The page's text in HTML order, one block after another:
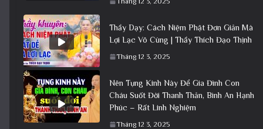
Thầy Dạy: Cách Niệm Phật Đơn Giản Mà
Lợi Lạc Vô Cùng | Thầy Thích Đạo Thịnh
Tháng 12 3, 2025
Nên Tụng Kinh Này Để Gia Đình Con
Cháu Suốt Đời Thanh Thản, Bình An Hạnh
Phúc – Rất Linh Nghiệm
Tháng 12 3, 2025